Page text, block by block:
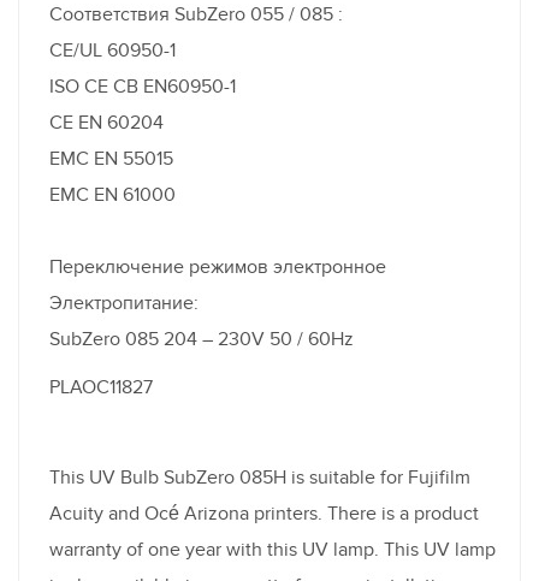
Соответствия SubZero 055 / 085 :
CE/UL 60950-1
ISO CE CB EN60950-1
CE EN 60204
EMC EN 55015
EMC EN 61000
Переключение режимов электронное
Электропитание:
SubZero 085 204 – 230V 50 / 60Hz
PLAOC11827
This UV Bulb SubZero 085H is suitable for Fujifilm
Acuity and Océ Arizona printers. There is a product
warranty of one year with this UV lamp. This UV lamp